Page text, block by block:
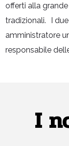
offerti alla
tradizionali. I
amministratore
responsabile
I